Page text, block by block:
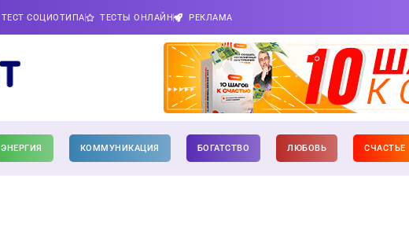
ТЕСТ СОЦИОТИПА ТЕСТЫ ОНЛАЙН РЕКЛАМА
ЭНЕРГИЯ КОММУНИКАЦИЯ БОГАТСТВО ЛЮБОВЬ СЧАСТЬЕ